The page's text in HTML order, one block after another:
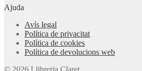
Ajuda
Avís legal
Política de privacitat
Política de cookies
Política de devolucions web